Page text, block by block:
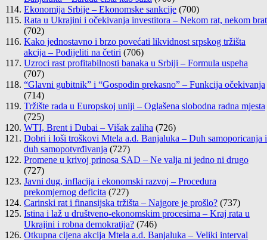
Ekonomija Srbije – Ekonomske sankcije (700)
Rata u Ukrajini i očekivanja investitora – Nekom rat, nekom brat
(702)
Kako jednostavno i brzo povećati likvidnost srpskog tržišta
akcija – Podijeliti na četiri (706)
Uzroci rast profitabilnosti banaka u Srbiji – Formula uspeha
(707)
“Glavni gubitnik” i “Gospodin prekasno” – Funkcija očekivanja
(714)
Tržište rada u Europskoj uniji – Oglašena slobodna radna mjesta
(725)
WTI, Brent i Dubai – Višak zaliha (726)
Dobri i loši troškovi Mtela a.d. Banjaluka – Duh samoporicanja i
duh samopotvrđivanja (727)
Promene u krivoj prinosa SAD – Ne valja ni jedno ni drugo
(727)
Javni dug, inflacija i ekonomski razvoj – Procedura
prekomjernog deficita (727)
Carinski rat i finansijska tržišta – Najgore je prošlo? (737)
Istina i laž u društveno-ekonomskim procesima – Kraj rata u
Ukrajini i robna demokratija? (746)
Otkupna cijena akcija Mtela a.d. Banjaluka – Veliki interval